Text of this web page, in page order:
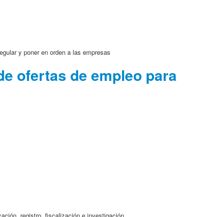
y poner en orden a las empresas
ofertas de empleo para